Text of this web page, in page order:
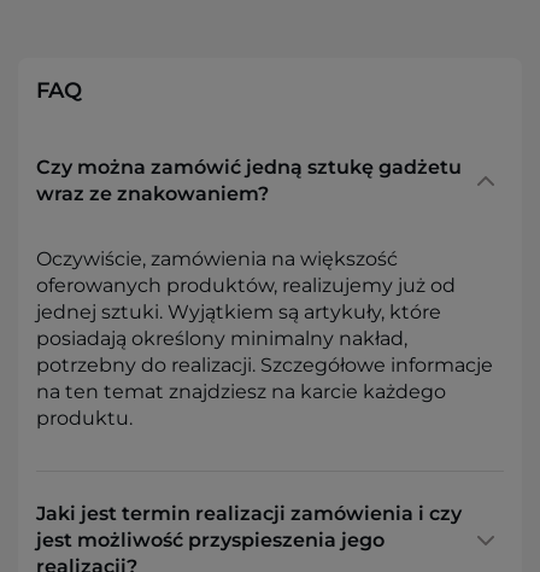
FAQ
Czy można zamówić jedną sztukę gadżetu
wraz ze znakowaniem?
Oczywiście, zamówienia na większość
oferowanych produktów, realizujemy już od
jednej sztuki. Wyjątkiem są artykuły, które
posiadają określony minimalny nakład,
potrzebny do realizacji. Szczegółowe informacje
na ten temat znajdziesz na karcie każdego
produktu.
Jaki jest termin realizacji zamówienia i czy
jest możliwość przyspieszenia jego
realizacji?